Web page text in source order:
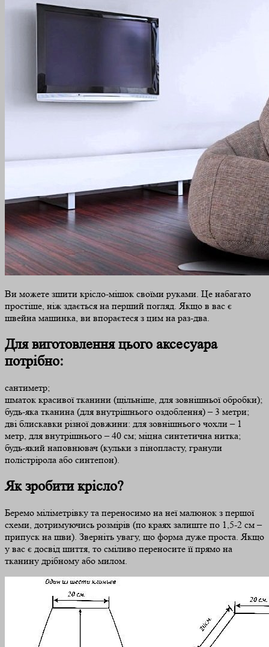
Ви можете зшити крісло-мішок своїми руками. Це набагато
простіше, ніж здається на перший погляд. Якщо в вас є
швейна машинка, ви впораєтеся з цим на раз-два.
Для виготовлення цього аксесуара
потрібно:
сантиметр;
шматок красивої тканини (щільніше, для зовнішньої обробки);
будь-яка тканина (для внутрішнього оздоблення) – 3 метри;
дві блискавки різної довжини: для зовнішнього чохли – 1
метр, для внутрішнього – 40 см; міцна синтетична нитка;
будь-який наповнювач (кульки з пінопласту, гранули
полістрірола або синтепон).
Як зробити крісло?
Беремо міліметрівку та переносимо на неї малюнок з першої
схеми, дотримуючись розмірів (по краях залиште по 1,5-2 см –
припуск на шви). Зверніть увагу, що форма дуже проста. Якщо
у вас є досвід шиття, то сміливо переносите її прямо на
тканину дрібному або милом.